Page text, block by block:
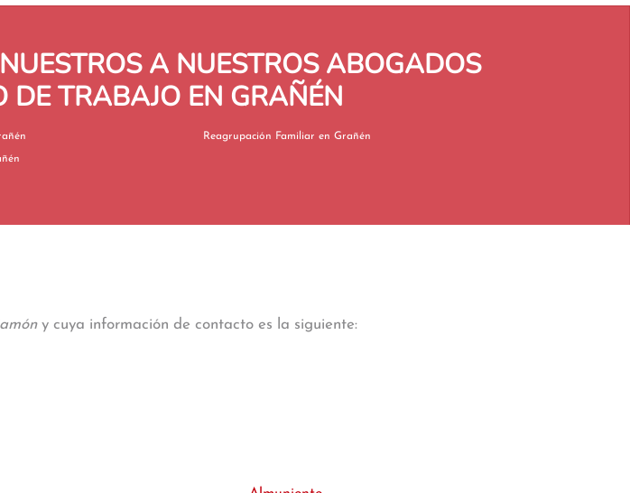
A NUESTROS ABOGADOS
DE TRABAJO EN GRAÑÉN
en Grañén
en Grañén
Reagrupación Familiar en Grañén
y cuya información de contacto es la siguiente: